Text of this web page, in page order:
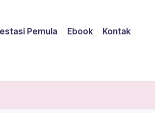
Pemula Ebook Kontak